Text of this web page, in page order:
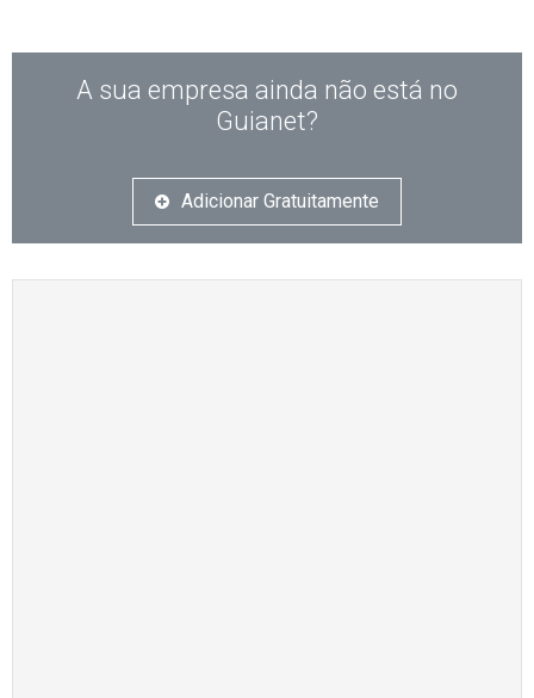
A sua empresa ainda não está no
Guianet?
Adicionar Gratuitamente